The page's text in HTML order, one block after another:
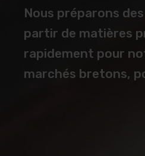
Nous préparons
partir de matières
rapidement pour
marchés bretons,